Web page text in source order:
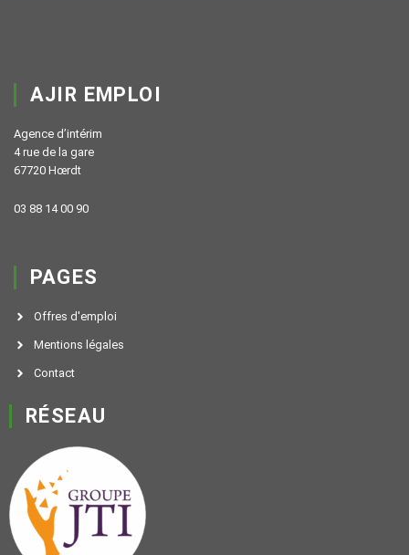
AJIR EMPLOI
Agence d’intérim
4 rue de la gare
67720 Hœrdt
03 88 14 00 90
PAGES
Offres d'emploi
Mentions légales
Contact
RÉSEAU